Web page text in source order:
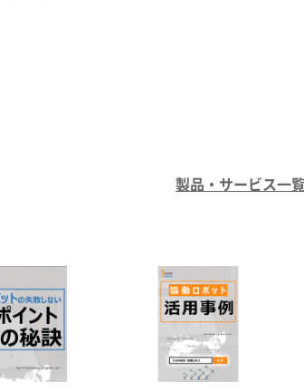
製品・サービス一